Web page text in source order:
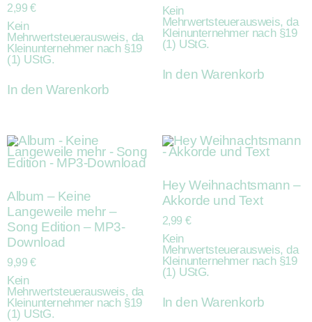
2,99 €
Kein
Mehrwertsteuerausweis, da
Kleinunternehmer nach §19
(1) UStG.
In den Warenkorb
Kein
Mehrwertsteuerausweis, da
Kleinunternehmer nach §19
(1) UStG.
In den Warenkorb
Album – Keine
Langeweile mehr –
Song Edition – MP3-
Download
9,99 €
Kein
Mehrwertsteuerausweis, da
Kleinunternehmer nach §19
(1) UStG.
Hey Weihnachtsmann –
Akkorde und Text
2,99 €
Kein
Mehrwertsteuerausweis, da
Kleinunternehmer nach §19
(1) UStG.
In den Warenkorb